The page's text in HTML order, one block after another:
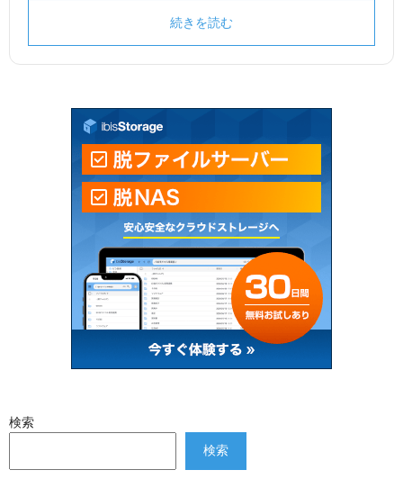
続きを読む
検索
検索